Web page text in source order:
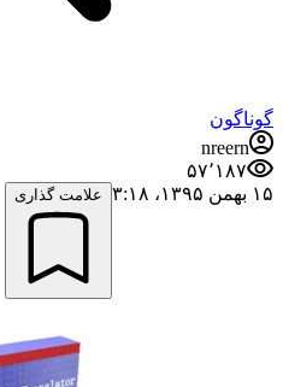
گوناگون
nreern
۵۷٬۱۸۷
۱۵ بهمن ۱۳۹۵،‏ ۳:۱۸
علامت گذاری